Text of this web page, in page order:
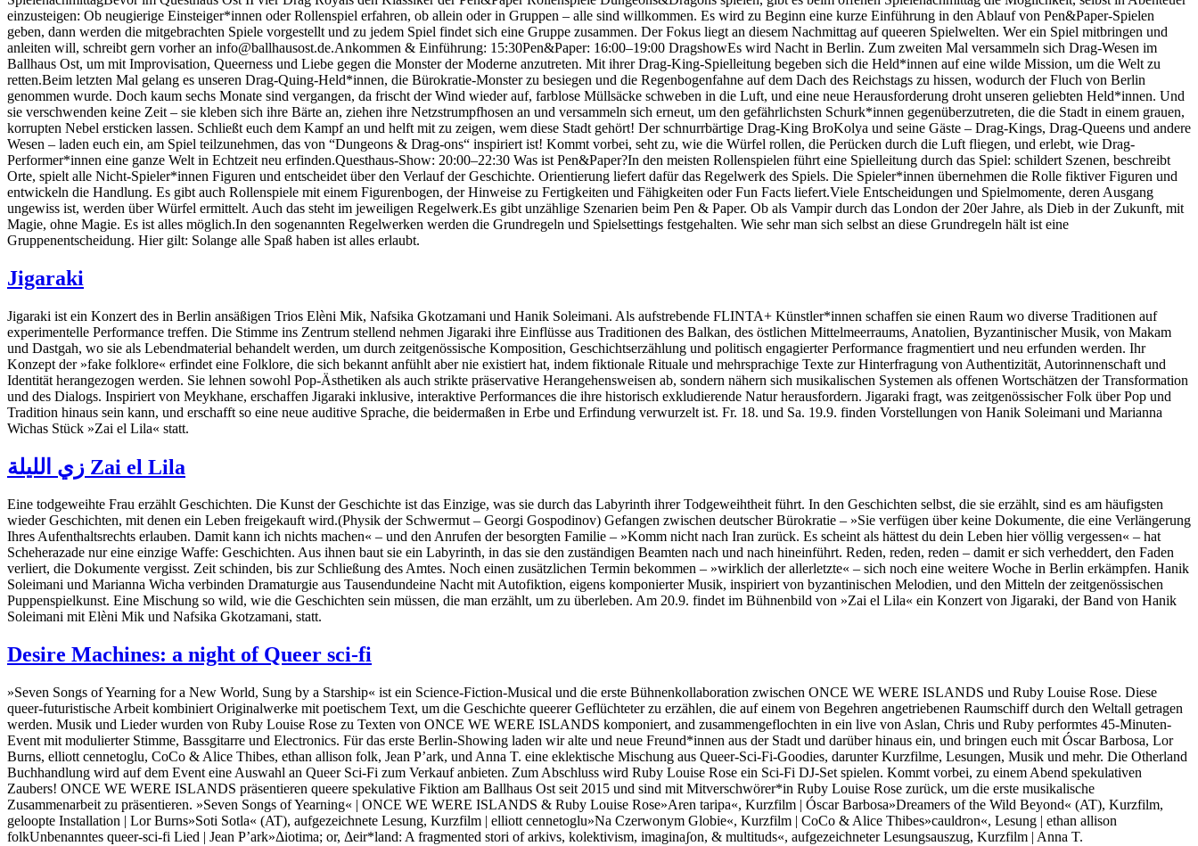
einzusteigen: Ob neugierige Einsteiger*innen oder Rollenspiel erfahren, ob allein oder in Gruppen – alle sind willkommen. Es wird zu Beginn eine kurze Einführung in den Ablauf von Pen&Paper-Spielen
geben, dann werden die mitgebrachten Spiele vorgestellt und zu jedem Spiel findet sich eine Gruppe zusammen. Der Fokus liegt an diesem Nachmittag auf queeren Spielwelten. Wer ein Spiel mitbringen und
anleiten will, schreibt gern vorher an info@ballhausost.de.Ankommen & Einführung: 15:30Pen&Paper: 16:00–19:00 DragshowEs wird Nacht in Berlin. Zum zweiten Mal versammeln sich Drag-Wesen im
Ballhaus Ost, um mit Improvisation, Queerness und Liebe gegen die Monster der Moderne anzutreten. Mit ihrer Drag-King-Spielleitung begeben sich die Held*innen auf eine wilde Mission, um die Welt zu
retten.Beim letzten Mal gelang es unseren Drag-Quing-Held*innen, die Bürokratie-Monster zu besiegen und die Regenbogenfahne auf dem Dach des Reichstags zu hissen, wodurch der Fluch von Berlin
genommen wurde. Doch kaum sechs Monate sind vergangen, da frischt der Wind wieder auf, farblose Müllsäcke schweben in die Luft, und eine neue Herausforderung droht unseren geliebten Held*innen. Und
sie verschwenden keine Zeit – sie kleben sich ihre Bärte an, ziehen ihre Netzstrumpfhosen an und versammeln sich erneut, um den gefährlichsten Schurk*innen gegenüberzutreten, die die Stadt in einem grauen,
korrupten Nebel ersticken lassen. Schließt euch dem Kampf an und helft mit zu zeigen, wem diese Stadt gehört! Der schnurrbärtige Drag-King BroKolya und seine Gäste – Drag-Kings, Drag-Queens und andere
Wesen – laden euch ein, am Spiel teilzunehmen, das von “Dungeons & Drag-ons“ inspiriert ist! Kommt vorbei, seht zu, wie die Würfel rollen, die Perücken durch die Luft fliegen, und erlebt, wie Drag-
Performer*innen eine ganze Welt in Echtzeit neu erfinden.Questhaus-Show: 20:00–22:30 Was ist Pen&Paper?In den meisten Rollenspielen führt eine Spielleitung durch das Spiel: schildert Szenen, beschreibt
Orte, spielt alle Nicht-Spieler*innen Figuren und entscheidet über den Verlauf der Geschichte. Orientierung liefert dafür das Regelwerk des Spiels. Die Spieler*innen übernehmen die Rolle fiktiver Figuren und
entwickeln die Handlung. Es gibt auch Rollenspiele mit einem Figurenbogen, der Hinweise zu Fertigkeiten und Fähigkeiten oder Fun Facts liefert.Viele Entscheidungen und Spielmomente, deren Ausgang
ungewiss ist, werden über Würfel ermittelt. Auch das steht im jeweiligen Regelwerk.Es gibt unzählige Szenarien beim Pen & Paper. Ob als Vampir durch das London der 20er Jahre, als Dieb in der Zukunft, mit
Magie, ohne Magie. Es ist alles möglich.In den sogenannten Regelwerken werden die Grundregeln und Spielsettings festgehalten. Wie sehr man sich selbst an diese Grundregeln hält ist eine
Gruppenentscheidung. Hier gilt: Solange alle Spaß haben ist alles erlaubt.
Jigaraki
Jigaraki ist ein Konzert des in Berlin ansäßigen Trios Elèni Mik, Nafsika Gkotzamani und Hanik Soleimani. Als aufstrebende FLINTA+ Künstler*innen schaffen sie einen Raum wo diverse Traditionen auf
experimentelle Performance treffen. Die Stimme ins Zentrum stellend nehmen Jigaraki ihre Einflüsse aus Traditionen des Balkan, des östlichen Mittelmeerraums, Anatolien, Byzantinischer Musik, von Makam
und Dastgah, wo sie als Lebendmaterial behandelt werden, um durch zeitgenössische Komposition, Geschichtserzählung und politisch engagierter Performance fragmentiert und neu erfunden werden. Ihr
Konzept der »fake folklore« erfindet eine Folklore, die sich bekannt anfühlt aber nie existiert hat, indem fiktionale Rituale und mehrsprachige Texte zur Hinterfragung von Authentizität, Autorinnenschaft und
Identität herangezogen werden. Sie lehnen sowohl Pop-Ästhetiken als auch strikte präservative Herangehensweisen ab, sondern nähern sich musikalischen Systemen als offenen Wortschätzen der Transformation
und des Dialogs. Inspiriert von Meykhane, erschaffen Jigaraki inklusive, interaktive Performances die ihre historisch exkludierende Natur herausfordern. Jigaraki fragt, was zeitgenössischer Folk über Pop und
Tradition hinaus sein kann, und erschafft so eine neue auditive Sprache, die beidermaßen in Erbe und Erfindung verwurzelt ist. Fr. 18. und Sa. 19.9. finden Vorstellungen von Hanik Soleimani und Marianna
Wichas Stück »Zai el Lila« statt.
زي‌ اللیلة Zai el Lila
Eine todgeweihte Frau erzählt Geschichten. Die Kunst der Geschichte ist das Einzige, was sie durch das Labyrinth ihrer Todgeweihtheit führt. In den Geschichten selbst, die sie erzählt, sind es am häufigsten
wieder Geschichten, mit denen ein Leben freigekauft wird.(Physik der Schwermut – Georgi Gospodinov) Gefangen zwischen deutscher Bürokratie – »Sie verfügen über keine Dokumente, die eine Verlängerung
Ihres Aufenthaltsrechts erlauben. Damit kann ich nichts machen« – und den Anrufen der besorgten Familie – »Komm nicht nach Iran zurück. Es scheint als hättest du dein Leben hier völlig vergessen« – hat
Scheherazade nur eine einzige Waffe: Geschichten. Aus ihnen baut sie ein Labyrinth, in das sie den zuständigen Beamten nach und nach hineinführt. Reden, reden, reden – damit er sich verheddert, den Faden
verliert, die Dokumente vergisst. Zeit schinden, bis zur Schließung des Amtes. Noch einen zusätzlichen Termin bekommen – »wirklich der allerletzte« – sich noch eine weitere Woche in Berlin erkämpfen. Hanik
Soleimani und Marianna Wicha verbinden Dramaturgie aus Tausendundeine Nacht mit Autofiktion, eigens komponierter Musik, inspiriert von byzantinischen Melodien, und den Mitteln der zeitgenössischen
Puppenspielkunst. Eine Mischung so wild, wie die Geschichten sein müssen, die man erzählt, um zu überleben. Am 20.9. findet im Bühnenbild von »Zai el Lila« ein Konzert von Jigaraki, der Band von Hanik
Soleimani mit Elèni Mik und Nafsika Gkotzamani, statt.
Desire Machines: a night of Queer sci-fi
»Seven Songs of Yearning for a New World, Sung by a Starship« ist ein Science-Fiction-Musical und die erste Bühnenkollaboration zwischen ONCE WE WERE ISLANDS und Ruby Louise Rose. Diese
queer-futuristische Arbeit kombiniert Originalwerke mit poetischem Text, um die Geschichte queerer Geflüchteter zu erzählen, die auf einem von Begehren angetriebenen Raumschiff durch den Weltall getragen
werden. Musik und Lieder wurden von Ruby Louise Rose zu Texten von ONCE WE WERE ISLANDS komponiert, and zusammengeflochten in ein live von Aslan, Chris und Ruby performtes 45-Minuten-
Event mit modulierter Stimme, Bassgitarre und Electronics. Für das erste Berlin-Showing laden wir alte und neue Freund*innen aus der Stadt und darüber hinaus ein, und bringen euch mit Óscar Barbosa, Lor
Burns, elliott cennetoglu, CoCo & Alice Thibes, ethan allison folk, Jean P’ark, und Anna T. eine eklektische Mischung aus Queer-Sci-Fi-Goodies, darunter Kurzfilme, Lesungen, Musik und mehr. Die Otherland
Buchhandlung wird auf dem Event eine Auswahl an Queer Sci-Fi zum Verkauf anbieten. Zum Abschluss wird Ruby Louise Rose ein Sci-Fi DJ-Set spielen. Kommt vorbei, zu einem Abend spekulativen
Zaubers! ONCE WE WERE ISLANDS präsentieren queere spekulative Fiktion am Ballhaus Ost seit 2015 und sind mit Mitverschwörer*in Ruby Louise Rose zurück, um die erste musikalische
Zusammenarbeit zu präsentieren. »Seven Songs of Yearning« | ONCE WE WERE ISLANDS & Ruby Louise Rose»Aren taripa«, Kurzfilm | Óscar Barbosa»Dreamers of the Wild Beyond« (AT), Kurzfilm,
geloopte Installation | Lor Burns»Soti Sotla« (AT), aufgezeichnete Lesung, Kurzfilm | elliott cennetoglu»Na Czerwonym Globie«, Kurzfilm | CoCo & Alice Thibes»cauldron«, Lesung | ethan allison
folkUnbenanntes queer-sci-fi Lied | Jean P’ark»Δiotima; or, Δeir*land: A fragmented stori of arkivs, kolektivism, imaginaʃon, & multituds«, aufgezeichneter Lesungsauszug, Kurzfilm | Anna T.